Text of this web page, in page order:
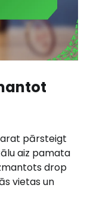
pārsteigt
aiz pamata
drop
vietas un